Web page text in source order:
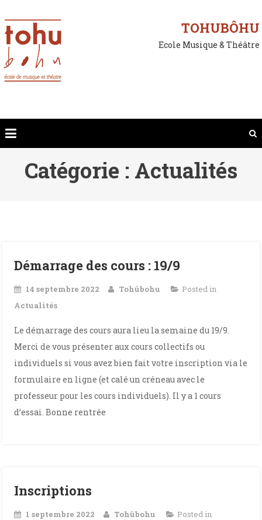
to
content
TOHUBÔHU
Ecole Musique & Théâtre
Catégorie : Actualités
Démarrage des cours : 19/9
14 septembre 2022 Tohûbohu
Posted in
Actualités
Le démarrage des cours aura lieu la semaine du 19/9.
Merci de vous présenter aux cours collectifs ou
individuels si vous avez bien fait votre inscription via le
formulaire en ligne (et calé un créneau avec le
professeur pour les cours individuels). Il y a 1 cours
d’essai. Bonne rentrée
Inscriptions
1 septembre 2022 Tohûbohu
Posted in